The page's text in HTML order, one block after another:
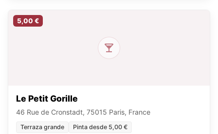
5,00 €
Le Petit Gorille
46 Rue de Cronstadt, 75015 Paris, France
Terraza grande Pinta desde 5,00 €